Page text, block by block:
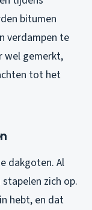
bitumen
verdampen te
wel gemerkt,
tot het
dakgoten. Al
zich op.
hebt, en dat